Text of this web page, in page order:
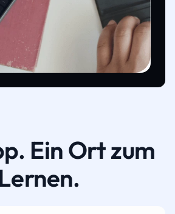
Ein Ort zum